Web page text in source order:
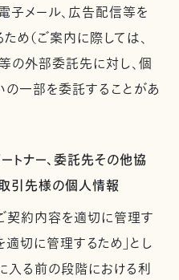
子メール、広告配信等を
め（ご案内に際しては、
の外部委託先に対し、個
の一部を委託することがあ
トナー、委託先その他協
引先様の個人情報
契約内容を適切に管理す
適切に管理するため」とし
入る前の段階における利